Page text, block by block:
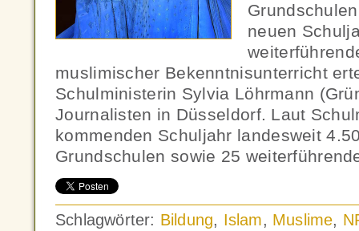
neuen
muslimischer Bekenntnisunterricht
Schulministerin Sylvia Löhrmann
Journalisten in Düsseldorf. Laut
kommenden Schuljahr landesweit
Grundschulen sowie 25
Schlagwörter: Bildung, Islam, Muslime,